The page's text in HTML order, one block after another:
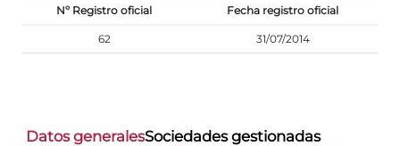
Nº Registro oficial Fecha registro oficial
62 31/07/2014
Datos generalesSociedades gestionadas